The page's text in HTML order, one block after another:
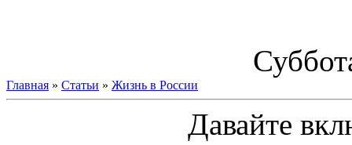
Главная » Статьи » Жизнь в России
Давайте